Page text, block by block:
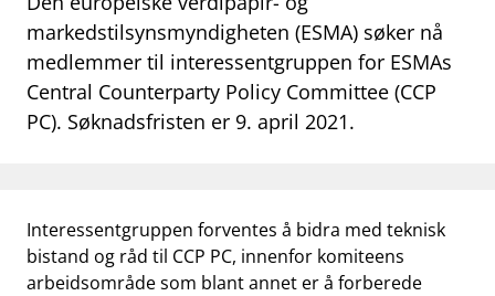
work_outlineJobb hos oss
dashboard Informasjon for investorer
notifications_noneAbonner på nyhetsvarsel
markedstilsynsmyndigheten (ESMA) søker nå
medlemmer til interessentgruppen for ESMAs
Central Counterparty Policy Committee (CCP
PC). Søknadsfristen er 9. april 2021.
Interessentgruppen forventes å bidra med teknisk
bistand og råd til CCP PC, innenfor komiteens
arbeidsområde som blant annet er å forberede